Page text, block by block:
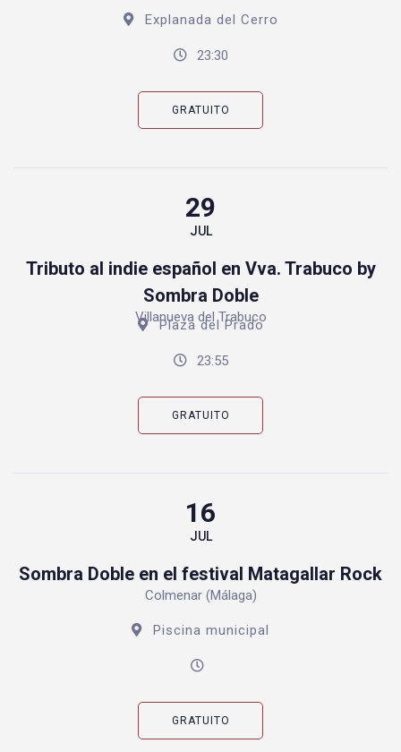
Explanada del Cerro
23:30
GRATUITO
29
JUL
Tributo al indie español en Vva. Trabuco by
Sombra Doble
Villanueva del Trabuco
Plaza del Prado
23:55
GRATUITO
16
JUL
Sombra Doble en el festival Matagallar Rock
Colmenar (Málaga)
Piscina municipal
GRATUITO